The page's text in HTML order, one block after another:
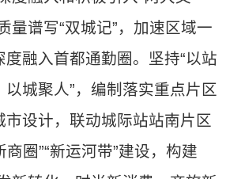
量谱写“双城记”，加速区域一
融入首都通勤圈。坚持“以站
城聚人”，编制落实重点片区
市设计，联动城际站站南片区
商圈”“新运河带”建设，构建